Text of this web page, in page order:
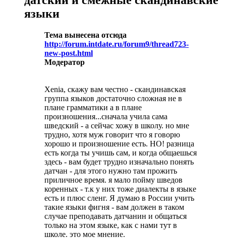
языки
Тема вынесена отсюда
http://forum.intdate.ru/forum9/thread723-
new-post.html
Модератор
Xenia, скажу вам честно - скандинавская
группа языков достаточно сложная не в
плане грамматики а в плане
произношения...сначала учила сама
шведский - а сейчас хожу в школу. но мне
трудно, хотя муж говорит что я говорю
хорошо и произношение есть. НО! разница
есть когда ты учишь сам, и когда общаешься
здесь - вам будет трудно изначально понять
датчан - для этого нужно там прожить
приличное время. я мало пойму шведов
коренных - т.к у них тоже диалекты в языке
есть и плюс сленг. Я думаю в России учить
такие языки фигня - вам должен в таком
случае преподавать датчанин и общаться
только на этом языке, как с нами тут в
школе. это мое мнение.